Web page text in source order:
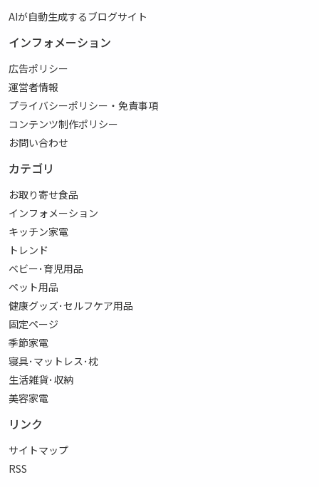
AIが自動生成するブログサイト
インフォメーション
広告ポリシー
運営者情報
プライバシーポリシー・免責事項
コンテンツ制作ポリシー
お問い合わせ
カテゴリ
お取り寄せ食品
インフォメーション
キッチン家電
トレンド
ベビー･育児用品
ペット用品
健康グッズ･セルフケア用品
固定ページ
季節家電
寝具･マットレス･枕
生活雑貨･収納
美容家電
リンク
サイトマップ
RSS